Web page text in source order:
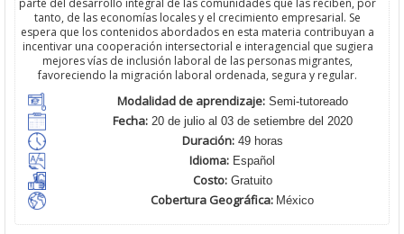
parte del desarrollo integral de las comunidades que las reciben, por
tanto, de las economías locales y el crecimiento empresarial. Se
espera que los contenidos abordados en esta materia contribuyan a
incentivar una cooperación intersectorial e interagencial que sugiera
mejores vías de inclusión laboral de las personas migrantes,
favoreciendo la migración laboral ordenada, segura y regular.
Modalidad de aprendizaje:Semi-tutoreado
Fecha:20 de julio al 03 de setiembre del 2020
Duración:49 horas
Idioma: Español
Costo:Gratuito
Cobertura Geográfica: México